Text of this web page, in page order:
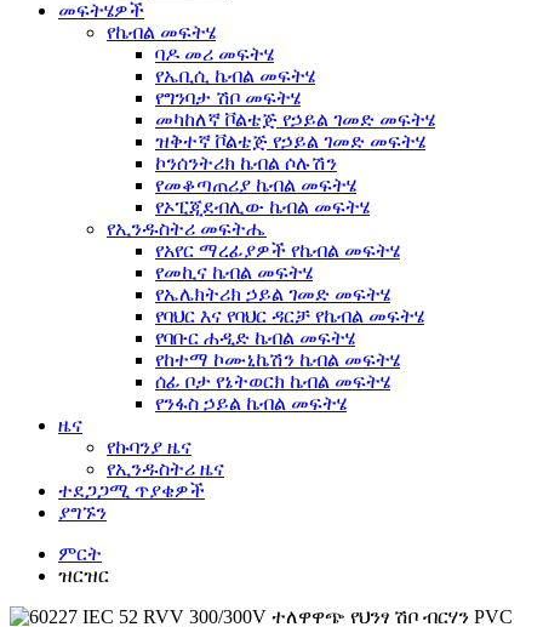
መፍትሄዎች
የኬብል መፍትሄ
ባዶ መሪ መፍትሄ
የኤቢሲ ኬብል መፍትሄ
የግንባታ ሽቦ መፍትሄ
መካከለኛ ቮልቴጅ የኃይል ገመድ መፍትሄ
ዝቅተኛ ቮልቴጅ የኃይል ገመድ መፍትሄ
ኮንሰንትሪክ ኬብል ሶሉሽን
የመቆጣጠሪያ ኬብል መፍትሄ
የኦፒጂደብሊው ኬብል መፍትሄ
የኢንዱስትሪ መፍትሔ
የአየር ማረፊያዎች የኬብል መፍትሄ
የመኪና ኬብል መፍትሄ
የኤሌክትሪክ ኃይል ገመድ መፍትሄ
የባህር እና የባህር ዳርቻ የኬብል መፍትሄ
የባቡር ሐዲድ ኬብል መፍትሄ
የከተማ ኮሙኒኬሽን ኬብል መፍትሄ
ሰፊ ቦታ የኔትወርክ ኬብል መፍትሄ
የንፋስ ኃይል ኬብል መፍትሄ
ዜና
የኩባንያ ዜና
የኢንዱስትሪ ዜና
ተደጋጋሚ ጥያቄዎች
ያግኙን
ምርት
ዝርዝር